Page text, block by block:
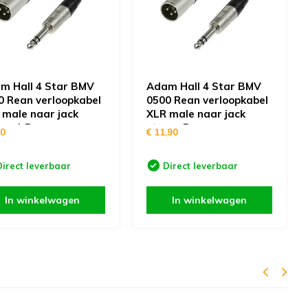
Hall 4 Star BMV
Rean verloopkabel
male naar jack
1,5m
leverbaar
In winkelwagen
Adam Hall 4 Star BMV
0500 Rean verloopkabel
XLR male naar jack
stereo 5m
€ 11,90
Direct leverbaar
In winkelwagen